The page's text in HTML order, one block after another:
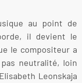
au point de
il devient le
le compositeur a
neutralité, loin
Leonskaja